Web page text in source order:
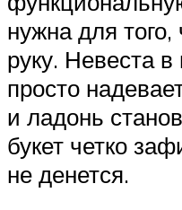
нужна для
руку. Невеста
просто
и ладонь
букет четко
не денется.